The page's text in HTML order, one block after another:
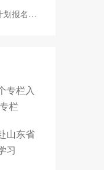
报名入口
专栏入
栏
山东省
习